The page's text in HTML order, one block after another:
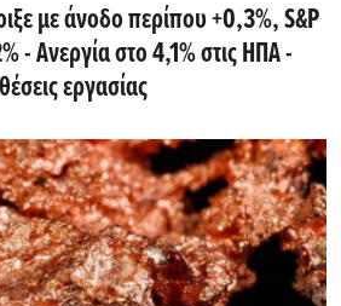
με άνοδο περίπου +0,3%, S&P
- Ανεργία στο 4,1% στις ΗΠΑ -
εργασίας